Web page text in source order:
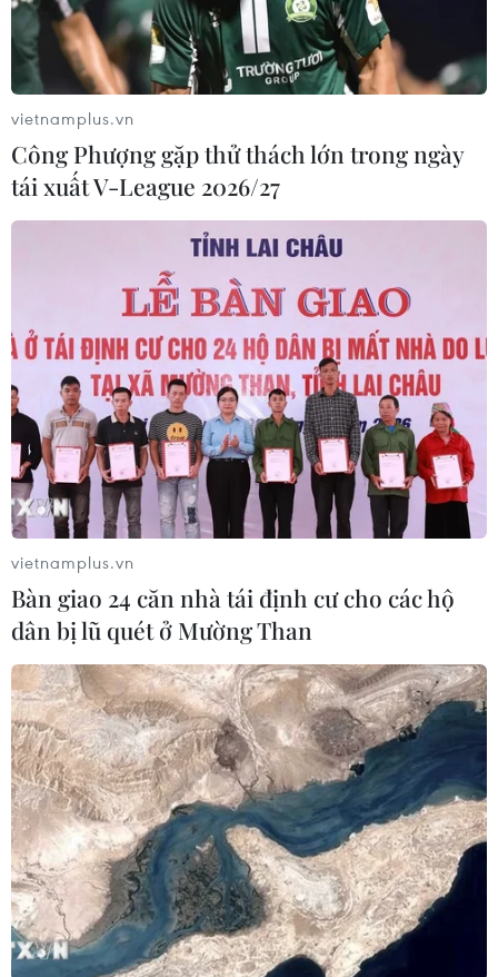
vietnamplus.vn
Công Phượng gặp thử thách lớn trong ngày
tái xuất V-League 2026/27
vietnamplus.vn
Bàn giao 24 căn nhà tái định cư cho các hộ
dân bị lũ quét ở Mường Than